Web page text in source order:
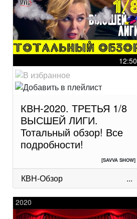
12:50
КВН-2020. ТРЕТЬЯ 1/8
ВЫСШЕЙ ЛИГИ.
Тотальный обзор! Все
подробности!
[SAVVA SHOW]
КВН-Обзор ...
2020